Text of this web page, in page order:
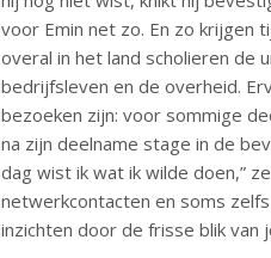
voor Emin net zo. En zo krijgen
overal in het land scholieren de
bedrijfsleven en de overheid.
bezoeken zijn: voor sommige
na zijn deelname stage in de
dag wist ik wat ik wilde doen,”
netwerkcontacten en soms
inzichten door de frisse blik van